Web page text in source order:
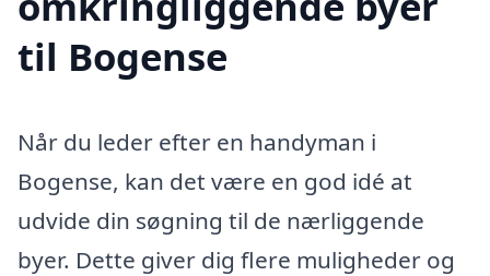
til Bogense
Når du leder efter en handyman i
Bogense, kan det være en god idé at
udvide din søgning til de nærliggende
byer. Dette giver dig flere muligheder og